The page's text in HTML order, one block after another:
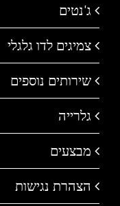
ג'נטים
צמיגים לדו גלגלי
שירותים נוספים
גלרייה
מבצעים
הצהרת נגישות